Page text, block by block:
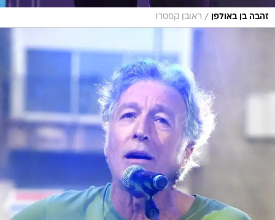
זהבה בן באולפן / ראובן קסטרו